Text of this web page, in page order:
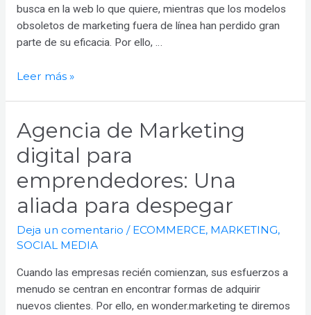
busca en la web lo que quiere, mientras que los modelos
obsoletos de marketing fuera de línea han perdido gran
parte de su eficacia. Por ello, …
¿Cuáles
servicios
de
agencia
de
marketing
digital?
￼
Leer más »
Agencia de Marketing
digital para
emprendedores: Una
aliada para despegar
Deja un comentario / ECOMMERCE, MARKETING,
SOCIAL MEDIA
Cuando las empresas recién comienzan, sus esfuerzos a
menudo se centran en encontrar formas de adquirir
nuevos clientes. Por ello, en wonder.marketing te diremos